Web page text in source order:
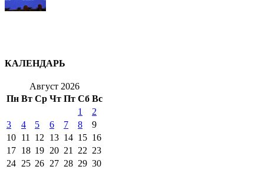
КАЛЕНДАРЬ
Август 2026
Пн Вт Ср Чт Пт Сб Вс
1
2
3
4 5 6 7 8
9
10 11 12 13 14 15 16
17 18 19 20 21 22 23
24 25 26 27 28 29 30